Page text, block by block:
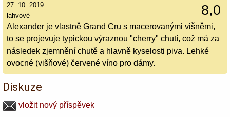
8,0
27. 10. 2019
lahvové
Alexander je vlastně Grand Cru s macerovanými višněmi,
to se projevuje typickou výraznou "cherry" chutí, což má za
následek zjemnění chutě a hlavně kyselosti piva. Lehké
ovocné (višňové) červené víno pro dámy.
Diskuze
vložit nový příspěvek